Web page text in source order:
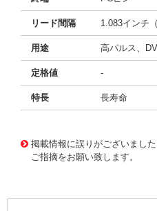
リード間隔 1.083インチ
用途 高パルス、
定格値 -
特長 長寿命
掲載情報に誤りがございまし
ご指摘をお願い致します。